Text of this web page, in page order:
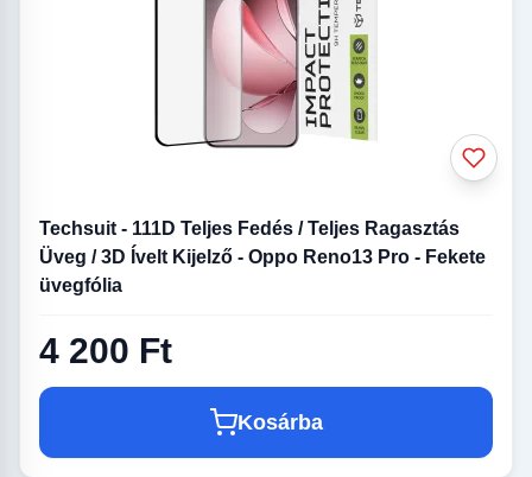
Techsuit - 111D Teljes Fedés / Teljes Ragasztás
Üveg / 3D Ívelt Kijelző - Oppo Reno13 Pro - Fekete
üvegfólia
4 200 Ft
Kosárba